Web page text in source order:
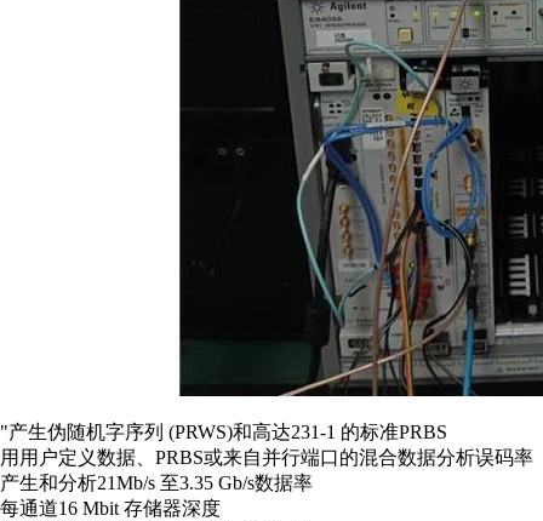
"产生伪随机字序列 (PRWS)和高达231-1 的标准PRBS
用用户定义数据、PRBS或来自并行端口的混合数据分析误码率
产生和分析21Mb/s 至3.35 Gb/s数据率
每通道16 Mbit 存储器深度